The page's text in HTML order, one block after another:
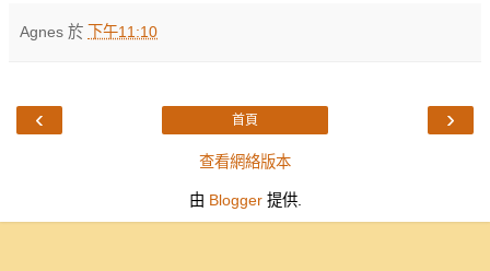
Agnes 於 下午11:10
‹ ›
首頁
查看網絡版本
由 Blogger提供.